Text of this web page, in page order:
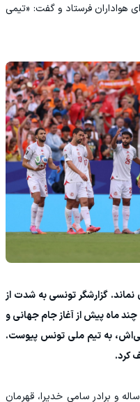
هواداران فرستاد و گفت: «تیمی
نماند. گزارشگر تونسی به شدت از
چند ماه پیش از آغاز جام جهانی و
به تیم ملی تونس پیوست.
کرد.
اشاره او به این بود که خدیرا، بازیکن ۳۲ ساله و برادر سامی خدیرا، قهرمان